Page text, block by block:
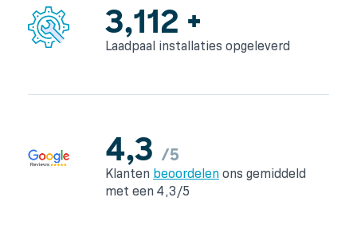
4,134 +
Laadpaal installaties opgeleverd
4,3 /5
Klanten beoordelen ons gemiddeld
met een 4,3/5